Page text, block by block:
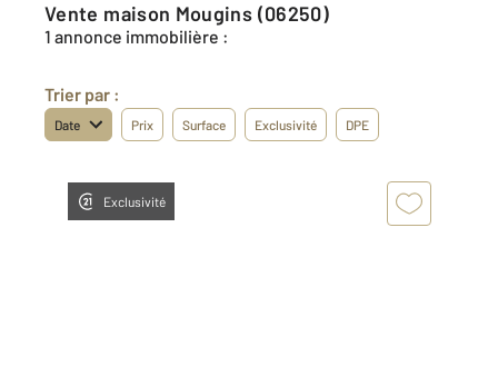
Vente maison Mougins (06250)
1 annonce immobilière :
Trier par :
Date Prix Surface Exclusivité DPE
Exclusivité